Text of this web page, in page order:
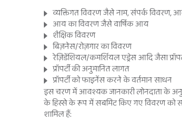
व्यक्तिगत विवरण जैसे नाम, संपर्क विवरण,
आय का विवरण जैसे वार्षिक आय
शैक्षिक विवरण
बिज़नेस/रोज़गार का विवरण
रेज़िडेंशियल/कमर्शियल एड्रेस आदि जैसा
प्रॉपर्टी की अनुमानित लागत
प्रॉपर्टी को फाइनेंस करने के वर्तमान साधन
इस चरण में आवश्यक जानकारी लोनदाता के
के हिस्से के रूप में सबमिट किए गए विवरण
शामिल हैं: